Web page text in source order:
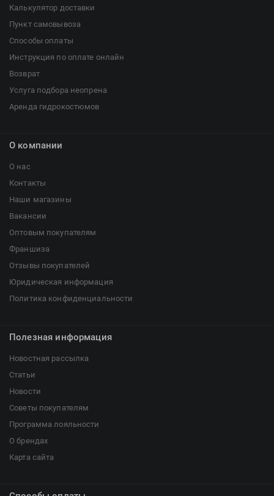
Калькулятор доставки
Пункт самовывоза
Способы оплаты
Инструкция по оплате онлайн
Возврат
Услуга подбора неопрена
Аренда гидрокостюмов
О компании
О нас
Контакты
Наши магазины
Вакансии
Оптовым покупателям
Франшиза
Отзывы покупателей
Юридическая информация
Политика конфиденциальности
Полезная информация
Новостная рассылка
Статьи
Новости
Советы покупателям
Программа лояльности
О брендах
Карта сайта